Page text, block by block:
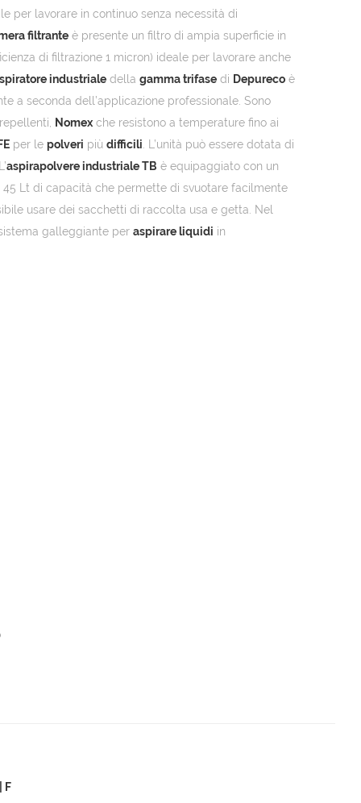
per lavorare in continuo senza necessità di
filtrante è presente un filtro di ampia superficie in
di filtrazione 1 micron) ideale per lavorare anche
industriale della gamma trifase di Depureco è
a seconda dell’applicazione professionale. Sono
Nomex che resistono a temperature fino ai
per le polveri più difficili . L’unità può essere dotata di
aspirapolvere industriale TB è equipaggiato con un
45 Lt di capacità che permette di svuotare facilmente
usare dei sacchetti di raccolta usa e getta. Nel
galleggiante per aspirare liquidi in
F